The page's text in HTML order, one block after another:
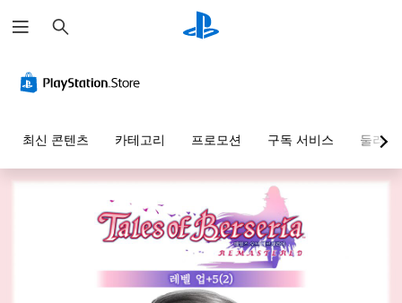
색
최신 콘텐츠 카테고리 프로모션 구독 서비스 둘러보